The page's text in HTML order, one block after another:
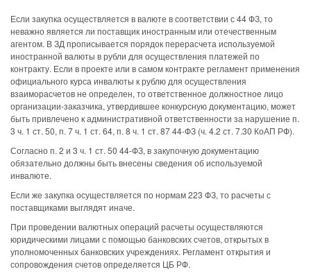
Если закупка осуществляется в валюте в соответствии с 44 ФЗ, то
неважно является ли поставщик иностранным или отечественным
агентом. В ЗД прописывается порядок перерасчета используемой
иностранной валюты в рубли для осуществления платежей по
контракту. Если в проекте или в самом контракте регламент применения
официального курса инвалюты к рублю для осуществления
взаиморасчетов не определен, то ответственное должностное лицо
организации-заказчика, утвердившее конкурсную документацию, может
быть привлечено к административной ответственности за нарушение п.
3 ч. 1 ст. 50, п. 7 ч. 1 ст. 64, п. 8 ч. 1 ст. 87 44-ФЗ (ч. 4.2 ст. 7.30 КоАП РФ).
Согласно п. 2 и 3 ч. 1 ст. 50 44-ФЗ, в закупочную документацию
обязательно должны быть внесены сведения об используемой
инвалюте.
Если же закупка осуществляется по нормам 223 ФЗ, то расчеты с
поставщиками выглядят иначе.
При проведении валютных операций расчеты осуществляются
юридическими лицами с помощью банковских счетов, открытых в
уполномоченных банковских учреждениях. Регламент открытия и
сопровождения счетов определяется ЦБ РФ.